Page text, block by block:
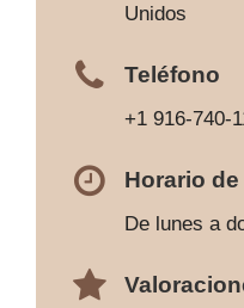
Unidos
Teléfono
+1 916-740-
Horario
De lunes a